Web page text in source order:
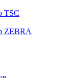
TSC
ZEBRA